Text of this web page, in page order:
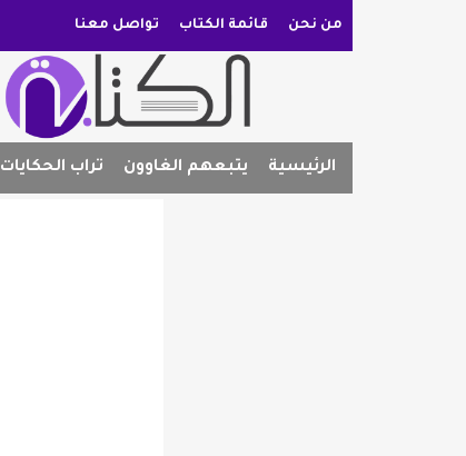
من نحن قائمة الكتاب تواصل معنا
الرئيسية يتبعهم الغاوون تراب الحكايات